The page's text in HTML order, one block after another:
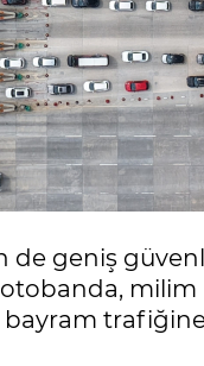
geniş
otobanda,
trafiğine